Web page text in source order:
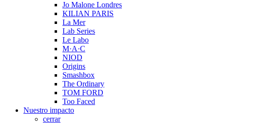
Jo Malone Londres
KILIAN PARIS
La Mer
Lab Series
Le Labo
M·A·C
NIOD
Origins
Smashbox
The Ordinary
TOM FORD
Too Faced
Nuestro impacto
cerrar